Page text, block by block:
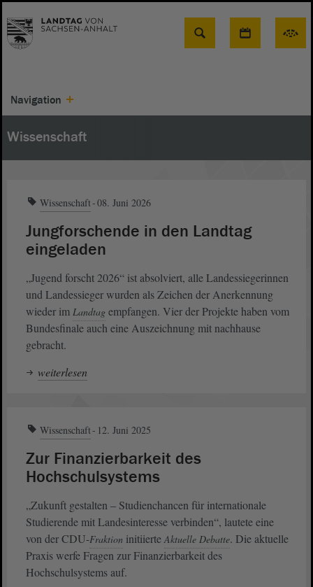
Suche
Navigation
Wissenschaft
Wissenschaft 08. Juni 2026
Jungforschende in den Landtag
eingeladen
„Jugend forscht 2026“ ist absolviert, alle Landessiegerinnen
und Landessieger wurden als Zeichen der Anerkennung
wieder im Landtag empfangen. Vier der Projekte haben vom
Bundesfinale auch eine Auszeichnung mit nachhause
gebracht.
weiterlesen
Wissenschaft 12. Juni 2025
Zur Finanzierbarkeit des
Hochschulsystems
„Zukunft gestalten ‒ Studienchancen für internationale
Studierende mit Landesinteresse verbinden“, lautete eine
von der CDU-Fraktion initiierte Aktuelle Debatte. Die aktuelle
Praxis werfe Fragen zur Finanzierbarkeit des
Hochschulsystems auf.